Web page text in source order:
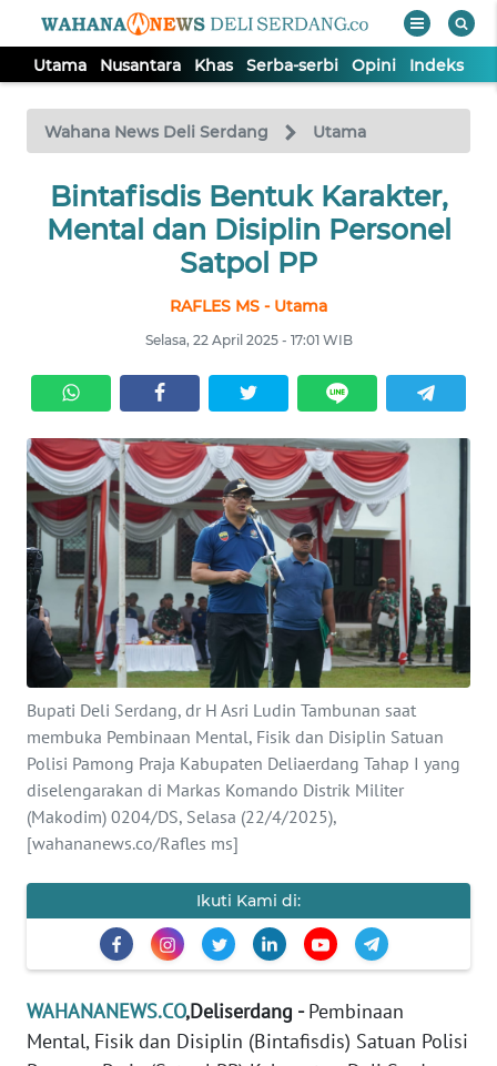
Utama Nusantara Khas Serba-serbi Opini Indeks
Wahana News Deli Serdang Utama
Bintafisdis Bentuk Karakter,
Mental dan Disiplin Personel
Satpol PP
RAFLES MS - Utama
Selasa, 22 April 2025 - 17:01 WIB
Bupati Deli Serdang, dr H Asri Ludin Tambunan saat
membuka Pembinaan Mental, Fisik dan Disiplin Satuan
Polisi Pamong Praja Kabupaten Deliaerdang Tahap I yang
diselengarakan di Markas Komando Distrik Militer
(Makodim) 0204/DS, Selasa (22/4/2025),
[wahananews.co/Rafles ms]
Ikuti Kami di:
WAHANANEWS.CO,Deliserdang -Pembinaan
Mental, Fisik dan Disiplin (Bintafisdis) Satuan Polisi
TV
Tutup
UTAMA
SERBA-
SERBI
OPINI
Informasi
INDEKS
BERITA
KONTAK
INFO
IKLAN
TENTANG
KAMI
MEDIA
REDAKSI